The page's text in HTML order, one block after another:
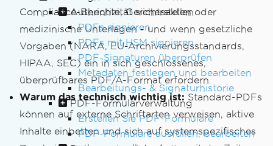
Authentizität sicherstellen
PDFs signieren
PDFs mit HSM signieren
PDF-Signaturen überprüfen
Metadaten festlegen und bearbeiten
Bearbeitungs- & Signaturhistorie
PDF-Formularverwaltung
Erstellen Sie PDF-Formulare
PDF-Formulare ausfüllen, bearbeiten
Compliance-Berichte, Gerichtsakten oder
medizinische Unterlagen - und wenn gesetzliche
Vorgaben (NARA, EU-Archivierungsstandards,
HIPAA, SEC) ein in sich geschlossenes,
überprüfbares PDF/A-Format erfordern.
Warum das technisch wichtig ist: Standard-PDFs
können auf externe Schriftarten verweisen, aktive
Inhalte einbetten und sich auf systemspezifisches